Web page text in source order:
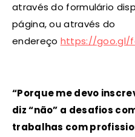
através do formulário
página, ou através do
endereço https://goo.gl/
“Porque me devo
diz “não” a desafios
trabalhas com